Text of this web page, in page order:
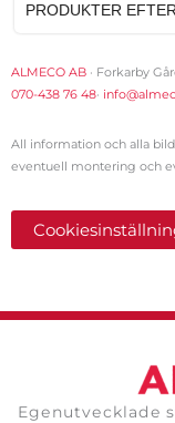
PRODUKTER
ALMECO AB · Forkarby
070-438 76 48·
All information och alla
eventuell montering och
Egenutvecklade